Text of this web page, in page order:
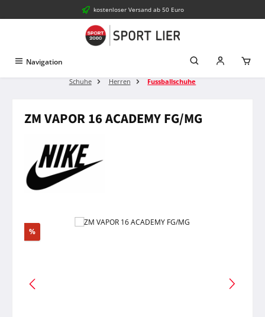
Zum Hauptinhalt springenkostenloser Versand ab 50 Euro
Navigation
Schuhe Herren Fussballschuhe
ZM VAPOR 16 ACADEMY FG/MG
Bildergalerie überspringen
%Rabatt